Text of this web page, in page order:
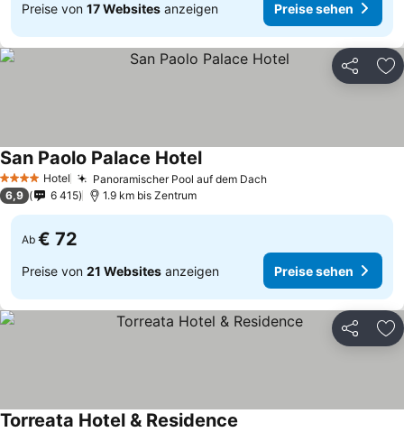
Preise von 17 Websites anzeigen Preise sehen
Teilen
4 Sterne Hotel Panoramischer Pool auf dem DachPreise sehen
San Paolo Palace HotelPreise sehen
6,9 6 415 1.9 km bis Zentrum
Ab € 72
Preise von 21 Websites anzeigen Preise sehen
Teilen
Torreata Hotel & Residence